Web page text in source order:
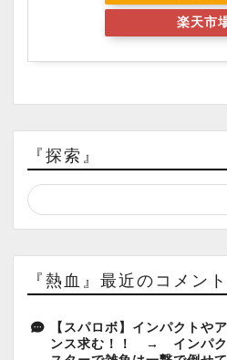
楽天市
『探索』
『熱血』最近のコメント
【スパロボ】インパクトや
ンス求む！！ → インパク